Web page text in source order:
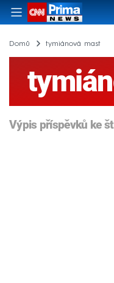
Domů tymiánová mast
Výpis příspěvků ke